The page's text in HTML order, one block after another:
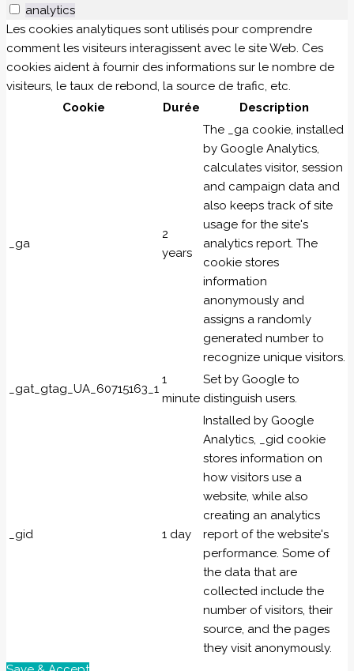
analytics
Les cookies analytiques sont utilisés pour comprendre
comment les visiteurs interagissent avec le site Web. Ces
cookies aident à fournir des informations sur le nombre de
visiteurs, le taux de rebond, la source de trafic, etc.
Cookie
Durée Description
_ga
2
years
The _ga cookie, installed
by Google Analytics,
calculates visitor, session
and campaign data and
also keeps track of site
usage for the site's
analytics report. The
cookie stores
information
anonymously and
assigns a randomly
generated number to
recognize unique visitors.
_gat_gtag_UA_60715163_1
1
minute
Set by Google to
distinguish users.
_gid 1 day
Installed by Google
Analytics, _gid cookie
stores information on
how visitors use a
website, while also
creating an analytics
report of the website's
performance. Some of
the data that are
collected include the
number of visitors, their
source, and the pages
they visit anonymously.